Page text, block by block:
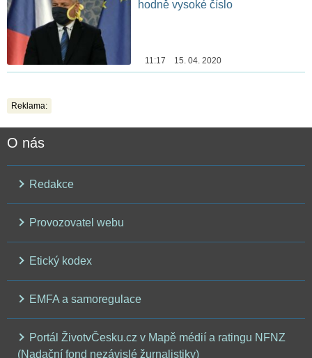
hodně vysoké číslo
11:17 15. 04. 2020
Reklama:
O nás
Redakce
Provozovatel webu
Etický kodex
EMFA a samoregulace
Portál ŽivotvČesku.cz v Mapě médií a ratingu NFNZ
(Nadační fond nezávislé žurnalistiky)